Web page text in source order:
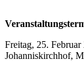
Freitag, 25.
Johanniskirchhof,